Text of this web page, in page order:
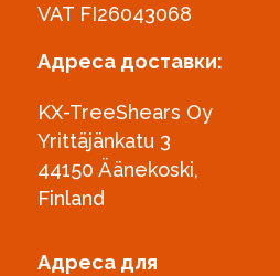
VAT FI26043068
Адреса доставки:
KX-TreeShears Oy
Yrittäjänkatu 3
44150 Äänekoski,
Finland
Адреса для